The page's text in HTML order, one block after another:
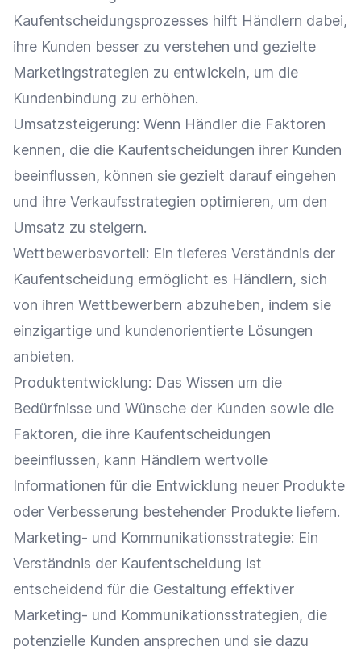
Kaufentscheidungsprozesses hilft Händlern dabei,
ihre Kunden besser zu verstehen und gezielte
Marketingstrategien zu entwickeln, um die
Kundenbindung zu erhöhen.
Umsatzsteigerung: Wenn Händler die Faktoren
kennen, die die Kaufentscheidungen ihrer Kunden
beeinflussen, können sie gezielt darauf eingehen
und ihre Verkaufsstrategien optimieren, um den
Umsatz zu steigern.
Wettbewerbsvorteil: Ein tieferes Verständnis der
Kaufentscheidung ermöglicht es Händlern, sich
von ihren Wettbewerbern abzuheben, indem sie
einzigartige und kundenorientierte Lösungen
anbieten.
Produktentwicklung: Das Wissen um die
Bedürfnisse und Wünsche der Kunden sowie die
Faktoren, die ihre Kaufentscheidungen
beeinflussen, kann Händlern wertvolle
Informationen für die Entwicklung neuer Produkte
oder Verbesserung bestehender Produkte liefern.
Marketing- und Kommunikationsstrategie: Ein
Verständnis der Kaufentscheidung ist
entscheidend für die Gestaltung effektiver
Marketing- und Kommunikationsstrategien, die
potenzielle Kunden ansprechen und sie dazu